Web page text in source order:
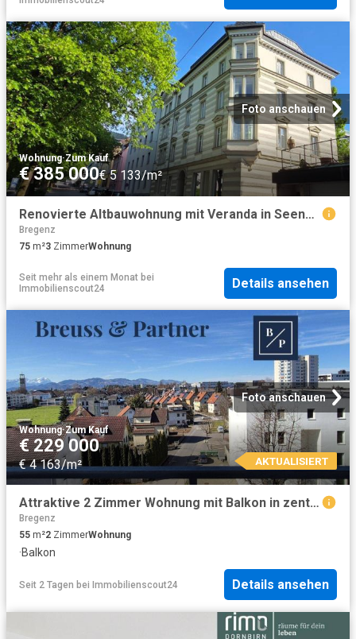
Foto anschauen
Wohnung·Zum Kauf
€ 385 000€ 5 133/m²
Renovierte Altbauwohnung mit Veranda in Seenähe
Bregenz
75 m²3 ZimmerWohnung
Seit mehr als einem Monat bei
Immobilienscout24
Details ansehen
Foto anschauen
Wohnung·Zum Kauf
€ 229 000
€ 4 163/m² AKTUALISIERT
Attraktive 2 Zimmer Wohnung mit Balkon in zentraler Lage von Bregenz. Sensationelles Preis Leistungs Verhältnis
Bregenz
55 m²2 ZimmerWohnung
·Balkon
Seit 2 Tagen bei Immobilienscout24 Details ansehen